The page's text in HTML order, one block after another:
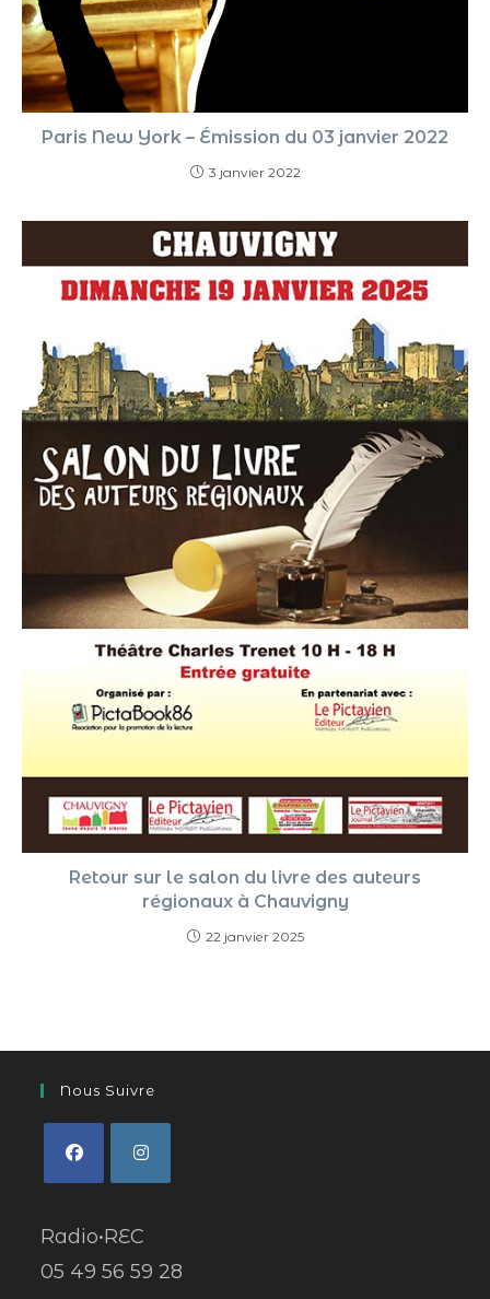
Paris New York – Émission du 03 janvier 2022
3 janvier 2022
Retour sur le salon du livre des auteurs
régionaux à Chauvigny
22 janvier 2025
Nous Suivre
Radio•REC
05 49 56 59 28